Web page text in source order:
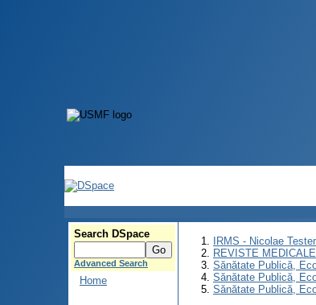
Search DSpace
Advanced Search
Home
IRMS - Nicolae
REVISTE
Sănătate Publică,
Sănătate Publică,
Sănătate Publică,